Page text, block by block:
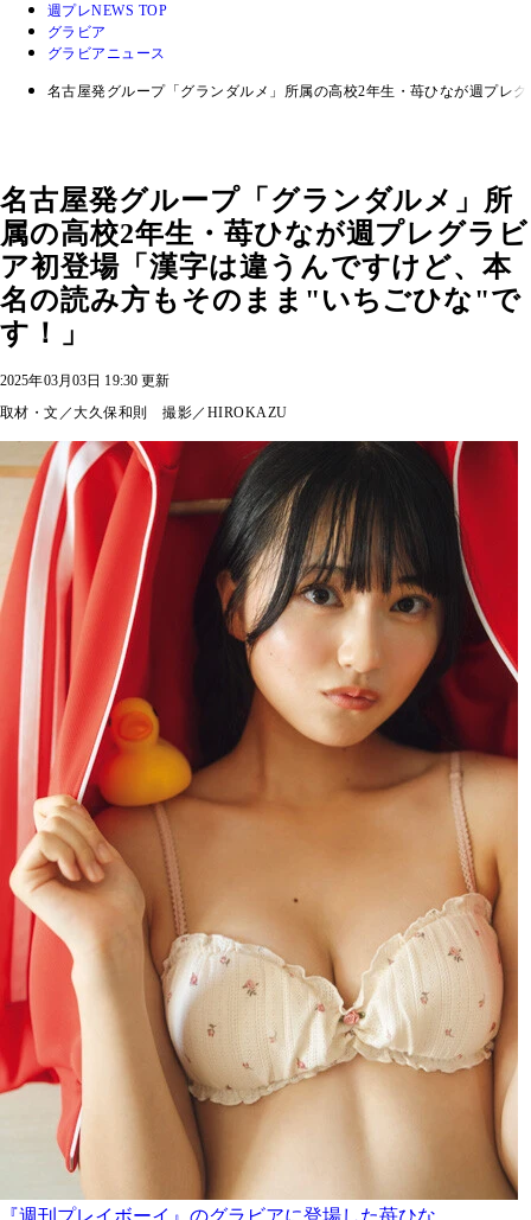
週プレNEWS TOP
グラビア
グラビアニュース
名古屋発グループ「グランダルメ」所属の高校2年生・苺ひなが週プレ
名古屋発グループ「グランダルメ」所
属の高校2年生・苺ひなが週プレグラビ
ア初登場「漢字は違うんですけど、本
名の読み方もそのまま"いちごひな"で
す！」
2025年03月03日 19:30 更新
取材・文／大久保和則 撮影／HIROKAZU
『週刊プレイボーイ』のグラビアに登場した苺ひな